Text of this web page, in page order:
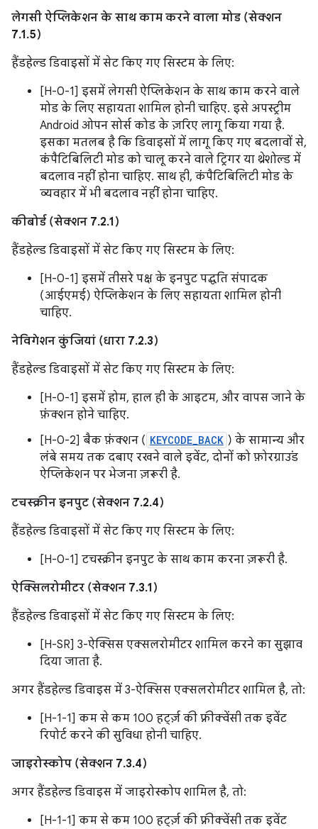
लेगसी ऐप्लिकेशन के साथ काम करने वाला मोड (सेक्शन
7.1.5)
हैंडहेल्ड डिवाइसों में सेट किए गए सिस्टम के लिए:
[H-0-1] इसमें लेगसी ऐप्लिकेशन के साथ काम करने वाले
मोड के लिए सहायता शामिल होनी चाहिए. इसे अपस्ट्रीम
Android ओपन सोर्स कोड के ज़रिए लागू किया गया है.
इसका मतलब है कि डिवाइसों में लागू किए गए बदलावों से,
कंपैटिबिलिटी मोड को चालू करने वाले ट्रिगर या थ्रेशोल्ड में
बदलाव नहीं होना चाहिए. साथ ही, कंपैटिबिलिटी मोड के
व्यवहार में भी बदलाव नहीं होना चाहिए.
कीबोर्ड (सेक्शन 7.2.1)
हैंडहेल्ड डिवाइसों में सेट किए गए सिस्टम के लिए:
[H-0-1] इसमें तीसरे पक्ष के इनपुट पद्धति संपादक
(आईएमई) ऐप्लिकेशन के लिए सहायता शामिल होनी
चाहिए.
नेविगेशन कुंजियां (धारा 7.2.3)
हैंडहेल्ड डिवाइसों में सेट किए गए सिस्टम के लिए:
[H-0-1] इसमें होम, हाल ही के आइटम, और वापस जाने के
फ़ंक्शन होने चाहिए.
[H-0-2] बैक फ़ंक्शन ( KEYCODE_BACK ) के सामान्य और
लंबे समय तक दबाए रखने वाले इवेंट, दोनों को फ़ोरग्राउंड
ऐप्लिकेशन पर भेजना ज़रूरी है.
टचस्क्रीन इनपुट (सेक्शन 7.2.4)
हैंडहेल्ड डिवाइसों में सेट किए गए सिस्टम के लिए:
[H-0-1] टचस्क्रीन इनपुट के साथ काम करना ज़रूरी है.
ऐक्सिलरोमीटर (सेक्शन 7.3.1)
हैंडहेल्ड डिवाइसों में सेट किए गए सिस्टम के लिए:
[H-SR] 3-ऐक्सिस एक्सलरोमीटर शामिल करने का सुझाव
दिया जाता है.
अगर हैंडहेल्ड डिवाइस में 3-ऐक्सिस एक्सलरोमीटर शामिल है, तो:
[H-1-1] कम से कम 100 हर्ट्ज़ की फ़्रीक्वेंसी तक इवेंट
रिपोर्ट करने की सुविधा होनी चाहिए.
जाइरोस्कोप (सेक्शन 7.3.4)
अगर हैंडहेल्ड डिवाइस में जाइरोस्कोप शामिल है, तो:
[H-1-1] कम से कम 100 हर्ट्ज़ की फ़्रीक्वेंसी तक इवेंट